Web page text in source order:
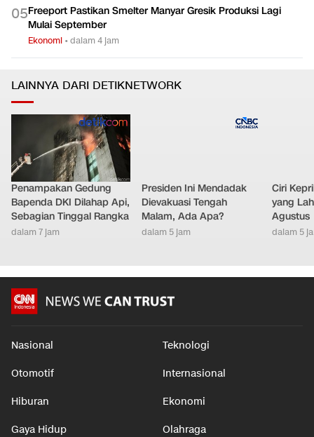
05Freeport Pastikan Smelter Manyar Gresik Produksi Lagi
Mulai September
Ekonomi •dalam 4 jam
LAINNYA DARI DETIKNETWORK
Penampakan Gedung
Bapenda DKI Dilahap Api,
Sebagian Tinggal Rangka
dalam 7 jam
Presiden Ini Mendadak
Dievakuasi Tengah
Malam, Ada Apa?
dalam 5 jam
Ciri
yang
Agustus
dalam 5
Nasional Teknologi
Otomotif Internasional
Hiburan Ekonomi
Gaya Hidup Olahraga